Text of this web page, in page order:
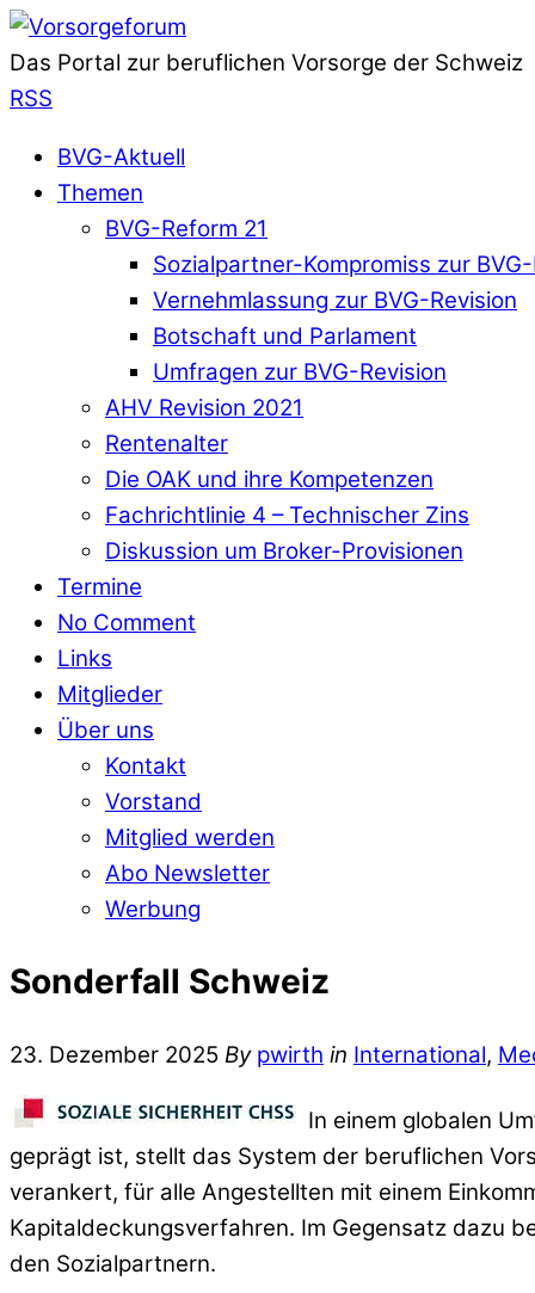
Das Portal zur beruflichen Vorsorge der Schweiz
RSS
BVG-Aktuell
Themen
BVG-Reform 21
Sozialpartner-Kompromiss zur
Vernehmlassung zur BVG-Revision
Botschaft und Parlament
Umfragen zur BVG-Revision
AHV Revision 2021
Rentenalter
Die OAK und ihre Kompetenzen
Fachrichtlinie 4 – Technischer Zins
Diskussion um Broker-Provisionen
Termine
No Comment
Links
Mitglieder
Über uns
Kontakt
Vorstand
Mitglied werden
Abo Newsletter
Werbung
Sonderfall Schweiz
23. Dezember 2025 By pwirth in International,
In einem globalen
geprägt ist, stellt das System der beruflichen
verankert, für alle Angestellten mit einem
Kapitaldeckungsverfahren. Im Gegensatz dazu
den Sozialpartnern.